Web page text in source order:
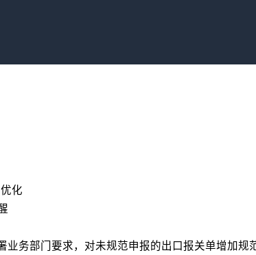
化
务部门要求，对未规范申报的出口报关单增加规